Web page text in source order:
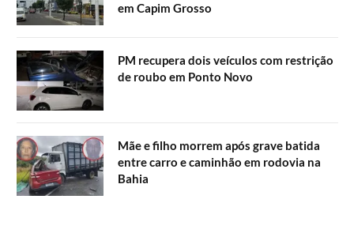
em Capim Grosso
PM recupera dois veículos com restrição
de roubo em Ponto Novo
Mãe e filho morrem após grave batida
entre carro e caminhão em rodovia na
Bahia